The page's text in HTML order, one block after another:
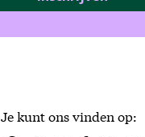
Je kunt ons vinden op: